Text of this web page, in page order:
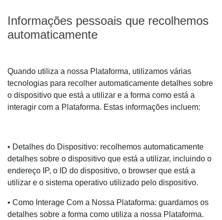
Informações pessoais que recolhemos
automaticamente
Quando utiliza a nossa Plataforma, utilizamos várias
tecnologias para recolher automaticamente detalhes sobre
o dispositivo que está a utilizar e a forma como está a
interagir com a Plataforma. Estas informações incluem:
• Detalhes do Dispositivo: recolhemos automaticamente
detalhes sobre o dispositivo que está a utilizar, incluindo o
endereço IP, o ID do dispositivo, o browser que está a
utilizar e o sistema operativo utilizado pelo dispositivo.
• Como Interage Com a Nossa Plataforma: guardamos os
detalhes sobre a forma como utiliza a nossa Plataforma.